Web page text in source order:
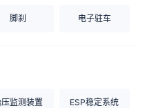
脚刹 电子驻车
监测装置 ESP稳定系统